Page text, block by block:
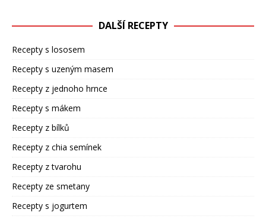
DALŠÍ RECEPTY
Recepty s lososem
Recepty s uzeným masem
Recepty z jednoho hrnce
Recepty s mákem
Recepty z bílků
Recepty z chia semínek
Recepty z tvarohu
Recepty ze smetany
Recepty s jogurtem